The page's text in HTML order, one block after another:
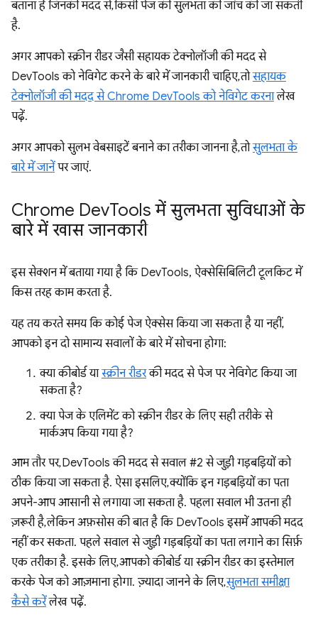
बताना है जिनकी मदद से, किसी पेज की सुलभता की जांच की जा सकती
है.
अगर आपको स्क्रीन रीडर जैसी सहायक टेक्नोलॉजी की मदद से
DevTools को नेविगेट करने के बारे में जानकारी चाहिए, तोसहायक
टेक्नोलॉजी की मदद से Chrome DevTools को नेविगेट करनालेख
पढ़ें.
अगर आपको सुलभ वेबसाइटें बनाने का तरीका जानना है, तोसुलभता के
बारे में जानेंपर जाएं.
Chrome DevTools में सुलभता सुविधाओं के
बारे में खास जानकारी
इस सेक्शन में बताया गया है कि DevTools, ऐक्सेसिबिलिटी टूलकिट में
किस तरह काम करता है.
यह तय करते समय कि कोई पेज ऐक्सेस किया जा सकता है या नहीं,
आपको इन दो सामान्य सवालों के बारे में सोचना होगा:
क्या कीबोर्ड यास्क्रीन रीडरकी मदद से पेज पर नेविगेट किया जा
सकता है?
क्या पेज के एलिमेंट को स्क्रीन रीडर के लिए सही तरीके से
मार्कअप किया गया है?
आम तौर पर, DevTools की मदद से सवाल #2 से जुड़ी गड़बड़ियों को
ठीक किया जा सकता है. ऐसा इसलिए, क्योंकि इन गड़बड़ियों का पता
अपने-आप आसानी से लगाया जा सकता है. पहला सवाल भी उतना ही
ज़रूरी है, लेकिन अफ़सोस की बात है कि DevTools इसमें आपकी मदद
नहीं कर सकता. पहले सवाल से जुड़ी गड़बड़ियों का पता लगाने का सिर्फ़
एक तरीका है. इसके लिए, आपको कीबोर्ड या स्क्रीन रीडर का इस्तेमाल
करके पेज को आज़माना होगा. ज़्यादा जानने के लिए,सुलभता समीक्षा
कैसे करेंलेख पढ़ें.